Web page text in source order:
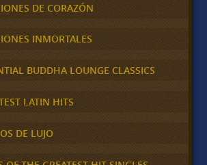
DE CORAZÓN
INMORTALES
BUDDHA LOUNGE CLASSICS
LATIN HITS
DE LUJO